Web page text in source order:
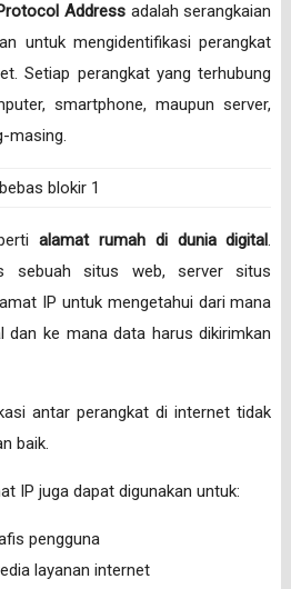
Address adalah serangkaian
untuk mengidentifikasi perangkat
Setiap perangkat yang terhubung
smartphone, maupun server,
masing.
alamat rumah di dunia digital.
sebuah situs web, server situs
IP untuk mengetahui dari mana
dan ke mana data harus dikirimkan
antar perangkat di internet tidak
baik.
IP juga dapat digunakan untuk:
pengguna
layanan internet